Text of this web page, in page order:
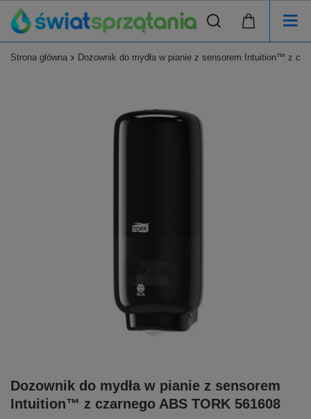
Strona główna Dozownik do mydła w pianie z sensorem Intuition™ z
Dozownik do mydła w pianie z sensorem
Intuition™ z czarnego ABS TORK 561608